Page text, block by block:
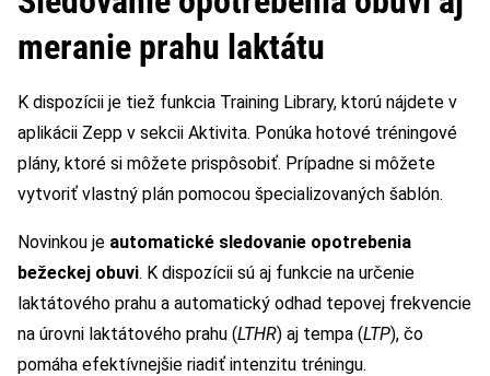
meranie prahu laktátu
K dispozícii je tiež funkcia Training Library, ktorú nájdete v
aplikácii Zepp v sekcii Aktivita. Ponúka hotové tréningové
plány, ktoré si môžete prispôsobiť. Prípadne si môžete
vytvoriť vlastný plán pomocou špecializovaných šablón.
Novinkou je automatické sledovanie opotrebenia
bežeckej obuvi. K dispozícii sú aj funkcie na určenie
laktátového prahu a automatický odhad tepovej frekvencie
na úrovni laktátového prahu (LTHR) aj tempa (LTP), čo
pomáha efektívnejšie riadiť intenzitu tréningu.